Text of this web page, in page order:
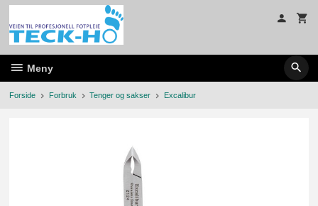
Gå
innholdet
Meny
Forside Forbruk Tenger og sakser Excalibur